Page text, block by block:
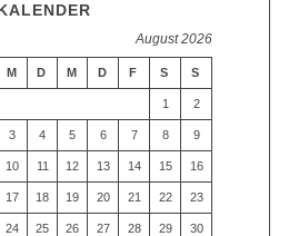
August 2026
M D M D F S S
1 2
3 4 5 6 7 8 9
10 11 12 13 14 15 16
17 18 19 20 21 22 23
24 25 26 27 28 29 30